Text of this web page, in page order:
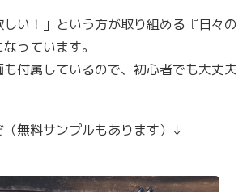
しい！」という方が取り組める『日々の
っています。
も付属しているので、初心者でも大丈夫
（無料サンプルもあります）↓